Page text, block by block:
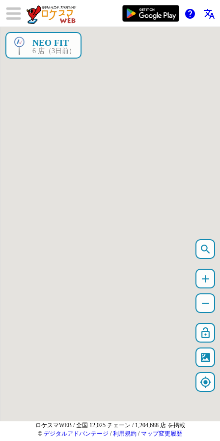
help translate
NEO FIT
6 店（3日前）
search
add
remove
lock_open
satellite
my_location
ロケスマWEB / 全国 12,025 チェーン / 1,204,688 店 を掲載
© デジタルアドバンテージ /利用規約 / マップ変更履歴